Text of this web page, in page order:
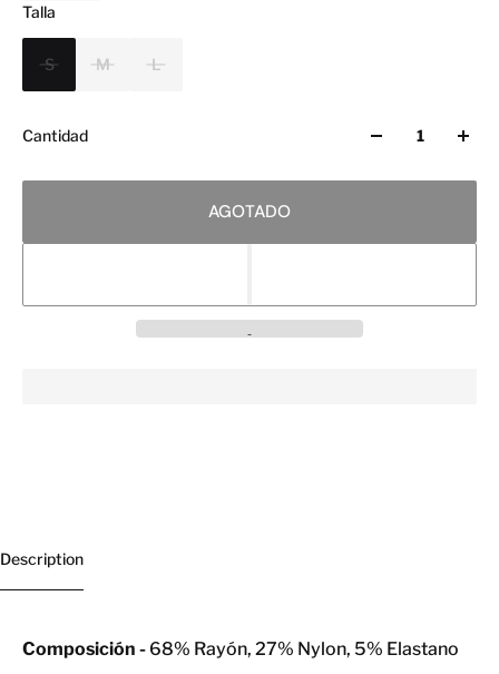
Talla
S M L
Cantidad
AGOTADO
Description
Composición - 68% Rayón, 27% Nylon, 5% Elastano